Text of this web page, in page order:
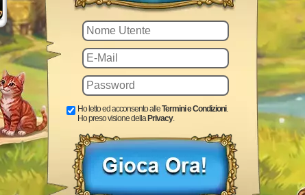
Ho letto ed acconsento alleTermini e Condizioni.
Ho preso visione della Privacy.